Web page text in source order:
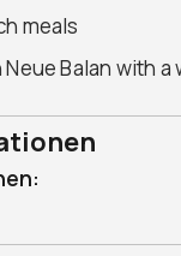
meals
Balan with